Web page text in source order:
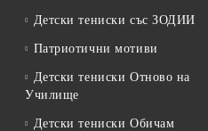
Детски тениски със ЗОДИИ
Патриотични мотиви
Детски тениски Отново на
Училище
Детски тениски Обичам